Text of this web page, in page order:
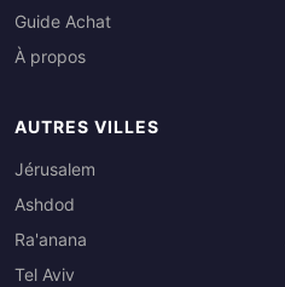
Guide Achat
À propos
AUTRES VILLES
Jérusalem
Ashdod
Ra'anana
Tel Aviv